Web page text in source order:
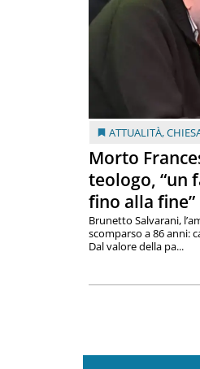
ATTUALITÀ,
Morto
teologo, “un
fino alla fine”
Brunetto Salvarani,
scomparso a 86 anni:
Dal valore della pa...